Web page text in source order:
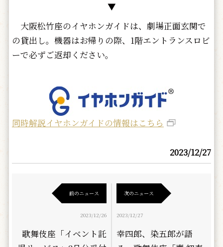
▼
大阪松竹座のイヤホンガイドは、劇場正面玄関で
の貸出し。機器はお帰りの際、1階エントランスロビ
ーで必ずご返却ください。
同時解説イヤホンガイドの情報はこちら
2023/12/27
前のニュース
2023/12/26
歌舞伎座「イベント託
次のニュース
2023/12/27
幸四郎、染五郎が語